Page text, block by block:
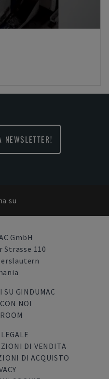
su
GmbH
110
GINDUMAC
NOI
DI VENDITA
DI ACQUISTO